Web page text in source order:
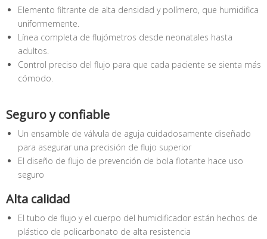
Elemento filtrante de alta densidad y polímero, que humidifica
uniformemente.
Línea completa de flujómetros desde neonatales hasta
adultos.
Control preciso del flujo para que cada paciente se sienta más
cómodo.
Seguro y confiable
Un ensamble de válvula de aguja cuidadosamente diseñado
para asegurar una precisión de flujo superior
El diseño de flujo de prevención de bola flotante hace uso
seguro
Alta calidad
El tubo de flujo y el cuerpo del humidificador están hechos de
plástico de policarbonato de alta resistencia